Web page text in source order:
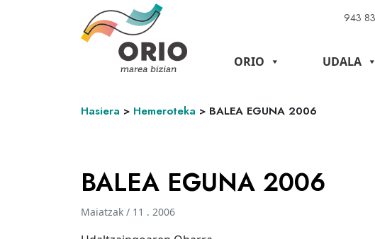
943
ORIO UDALA
Hasiera > Hemeroteka > BALEA EGUNA 2006
BALEA EGUNA 2006
Maiatzak / 11 . 2006